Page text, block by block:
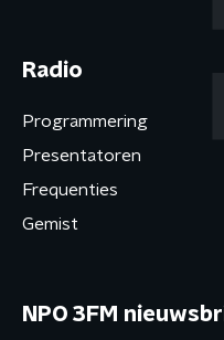
Radio
Programmering
Presentatoren
Frequenties
Gemist
NPO 3FM